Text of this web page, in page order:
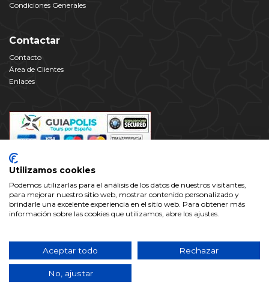
Condiciones Generales
Contactar
Contacto
Área de Clientes
Enlaces
www.alhambra.info no es el sitio web oficial de la Alhambra y el
Generalife, ni tiene relación alguna con ningún organismo oficial
Utilizamos cookies
Podemos utilizarlas para el análisis de los datos de nuestros visitantes,
para mejorar nuestro sitio web, mostrar contenido personalizado y
brindarle una excelente experiencia en el sitio web. Para obtener más
información sobre las cookies que utilizamos, abre los ajustes.
Aceptar todo Rechazar
No, ajustar